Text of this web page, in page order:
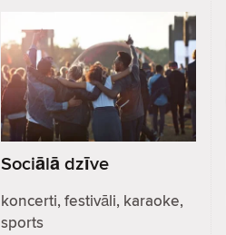
Sociālā dzīve
koncerti, festivāli, karaoke,
sports